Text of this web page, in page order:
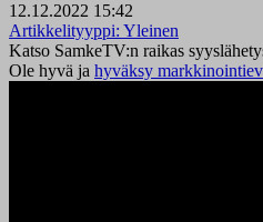
12.12.2022 15:42
Artikkelityyppi: Yleinen
Katso SamkeTV:n raikas
Ole hyvä ja hyväksy